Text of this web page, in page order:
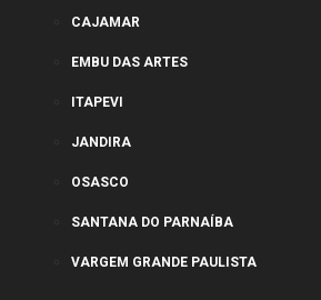
CAJAMAR
EMBU DAS ARTES
ITAPEVI
JANDIRA
OSASCO
SANTANA DO PARNAÍBA
VARGEM GRANDE PAULISTA